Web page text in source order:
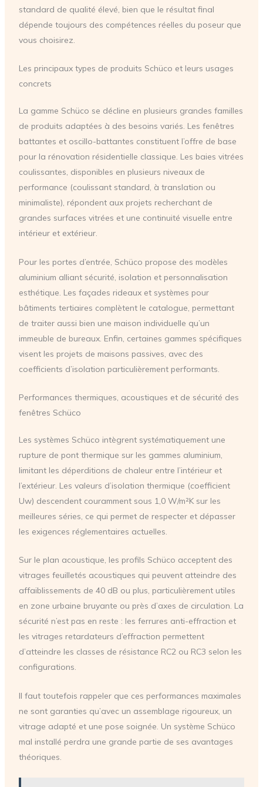
standard de qualité élevé, bien que le résultat final
dépende toujours des compétences réelles du poseur que
vous choisirez.
Les principaux types de produits Schüco et leurs usages
concrets
La gamme Schüco se décline en plusieurs grandes familles
de produits adaptées à des besoins variés. Les fenêtres
battantes et oscillo-battantes constituent l’offre de base
pour la rénovation résidentielle classique. Les baies vitrées
coulissantes, disponibles en plusieurs niveaux de
performance (coulissant standard, à translation ou
minimaliste), répondent aux projets recherchant de
grandes surfaces vitrées et une continuité visuelle entre
intérieur et extérieur.
Pour les portes d’entrée, Schüco propose des modèles
aluminium alliant sécurité, isolation et personnalisation
esthétique. Les façades rideaux et systèmes pour
bâtiments tertiaires complètent le catalogue, permettant
de traiter aussi bien une maison individuelle qu’un
immeuble de bureaux. Enfin, certaines gammes spécifiques
visent les projets de maisons passives, avec des
coefficients d’isolation particulièrement performants.
Performances thermiques, acoustiques et de sécurité des
fenêtres Schüco
Les systèmes Schüco intègrent systématiquement une
rupture de pont thermique sur les gammes aluminium,
limitant les déperditions de chaleur entre l’intérieur et
l’extérieur. Les valeurs d’isolation thermique (coefficient
Uw) descendent couramment sous 1,0 W/m²K sur les
meilleures séries, ce qui permet de respecter et dépasser
les exigences réglementaires actuelles.
Sur le plan acoustique, les profils Schüco acceptent des
vitrages feuilletés acoustiques qui peuvent atteindre des
affaiblissements de 40 dB ou plus, particulièrement utiles
en zone urbaine bruyante ou près d’axes de circulation. La
sécurité n’est pas en reste : les ferrures anti-effraction et
les vitrages retardateurs d’effraction permettent
d’atteindre les classes de résistance RC2 ou RC3 selon les
configurations.
Il faut toutefois rappeler que ces performances maximales
ne sont garanties qu’avec un assemblage rigoureux, un
vitrage adapté et une pose soignée. Un système Schüco
mal installé perdra une grande partie de ses avantages
théoriques.